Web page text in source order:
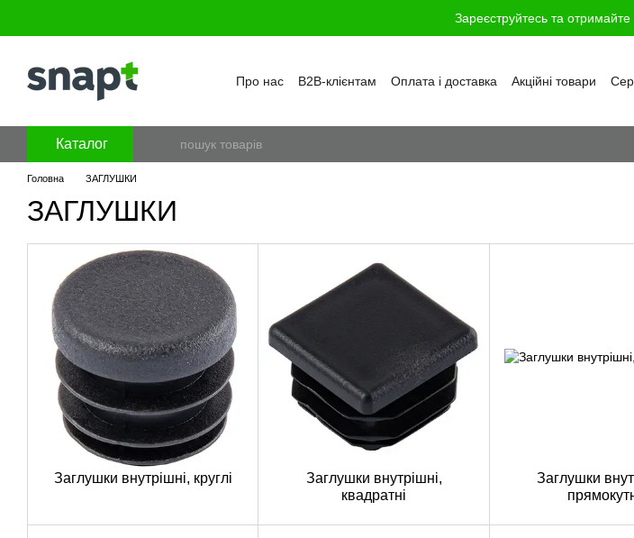
Зареєструйтесь та отримайте
Про нас B2B-клієнтам Оплата і доставка Акційні товари
Каталог
Головна ЗАГЛУШКИ
ЗАГЛУШКИ
Заглушки внутрішні, круглі
Заглушки внутрішні,
квадратні
Заглушки